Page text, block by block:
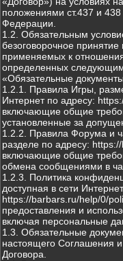
положениями ст.437 и 438
Федерации.
1.2. Обязательным
безоговорочное
применяемых к
определенных
«Обязательные
1.2.1. Правила Игры,
Интернет по адресу:
включающие общие
установленные за
1.2.2. Правила Форума и
разделе по адресу:
включающие общие
обмена сообщениями в
1.2.3. Политика
доступная в сети
https://barbars.ru/help/0/
предоставления и
включая персональные
1.3. Обязательные
настоящего Соглашения
Договора.